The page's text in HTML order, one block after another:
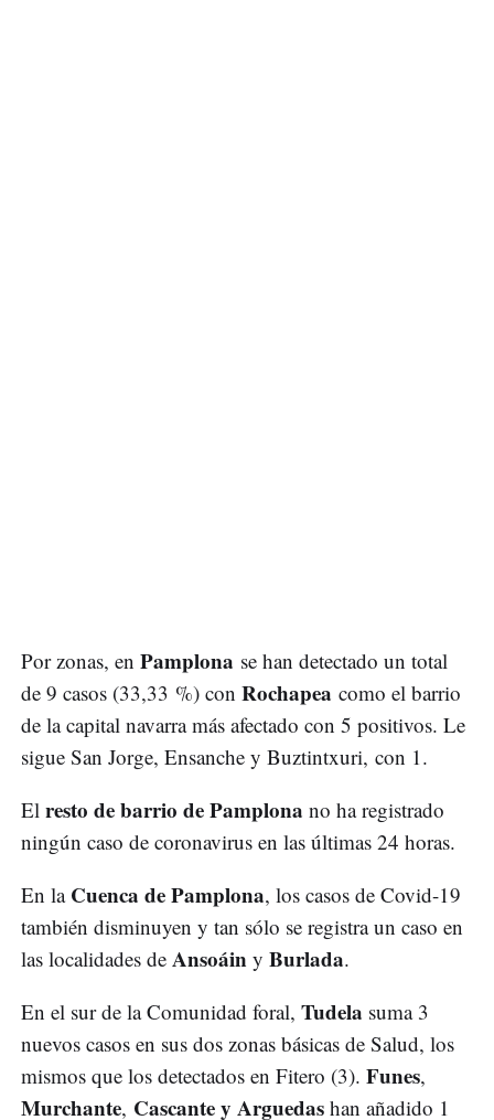
Por zonas, en Pamplona se han detectado un total
de 9 casos (33,33 %) con Rochapea como el barrio
de la capital navarra más afectado con 5 positivos. Le
sigue San Jorge, Ensanche y Buztintxuri, con 1.
El resto de barrio de Pamplona no ha registrado
ningún caso de coronavirus en las últimas 24 horas.
En la Cuenca de Pamplona, los casos de Covid-19
también disminuyen y tan sólo se registra un caso en
las localidades de Ansoáin y Burlada.
En el sur de la Comunidad foral, Tudela suma 3
nuevos casos en sus dos zonas básicas de Salud, los
mismos que los detectados en Fitero (3). Funes,
Murchante, Cascante y Arguedas han añadido 1